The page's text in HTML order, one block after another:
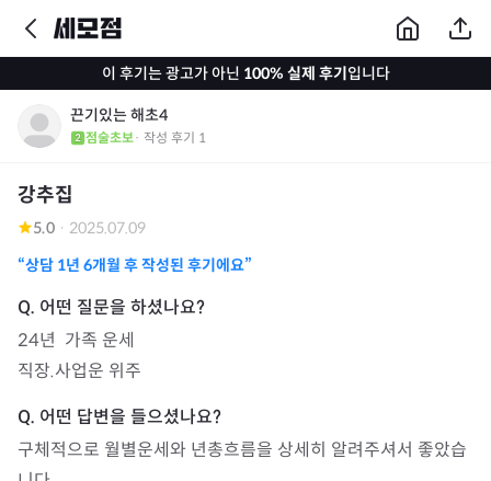
이 후기는 광고가 아닌 100% 실제 후기입니다
끈기있는 해초4
점술초보· 작성 후기 1
강추집
5.0 · 2025.07.09
“상담 1년 6개월 후 작성된 후기에요”
24년  가족 운세
직장.사업운 위주
구체적으로 월별운세와 년총흐름을 상세히 알려주셔서 좋았습